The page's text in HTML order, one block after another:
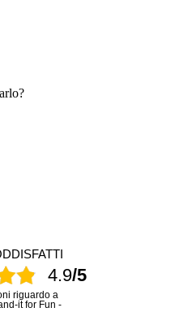
4.9/5
riguardo a
it for Fun -